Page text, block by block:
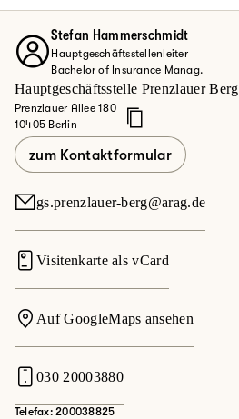
abwechslungsreiche Aufgaben und
Dann werde jetzt Teil des Teams!
Entdecke deine Möglichkeiten bei der
dich hier.
Jetzt mehr erfahren
Stefan Hammerschmidt
Hauptgeschäftsstellenleiter
Bachelor of Insurance Manag.
Hauptgeschäftsstelle Prenzlauer Berg
Prenzlauer Allee 180
10405 Berlin
zum Kontaktformular
gs.prenzlauer-berg@arag.de
Visitenkarte als vCard
Auf GoogleMaps ansehen
030 20003880
Telefax: 200038825